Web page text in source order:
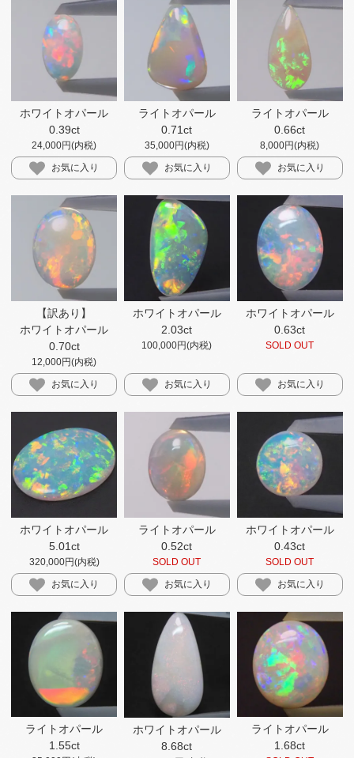
ホワイトオパール
0.39ct
24,000円(内税)
お気に入り
ライトオパール
0.71ct
35,000円(内税)
お気に入り
ライトオパール
0.66ct
8,000円(内税)
お気に入り
【訳あり】
ホワイトオパール
0.70ct
12,000円(内税)
お気に入り
ホワイトオパール
2.03ct
100,000円(内税)
お気に入り
ホワイトオパール
0.63ct
SOLD OUT
お気に入り
ホワイトオパール
5.01ct
320,000円(内税)
お気に入り
ライトオパール
0.52ct
SOLD OUT
お気に入り
ホワイトオパール
0.43ct
SOLD OUT
お気に入り
ライトオパール
1.55ct
ホワイトオパール
8.68ct
ライトオパール
1.68ct